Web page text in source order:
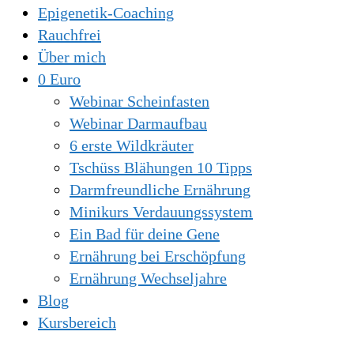
Epigenetik-Coaching
Rauchfrei
Über mich
0 Euro
Webinar Scheinfasten
Webinar Darmaufbau
6 erste Wildkräuter
Tschüss Blähungen 10 Tipps
Darmfreundliche Ernährung
Minikurs Verdauungssystem
Ein Bad für deine Gene
Ernährung bei Erschöpfung
Ernährung Wechseljahre
Blog
Kursbereich